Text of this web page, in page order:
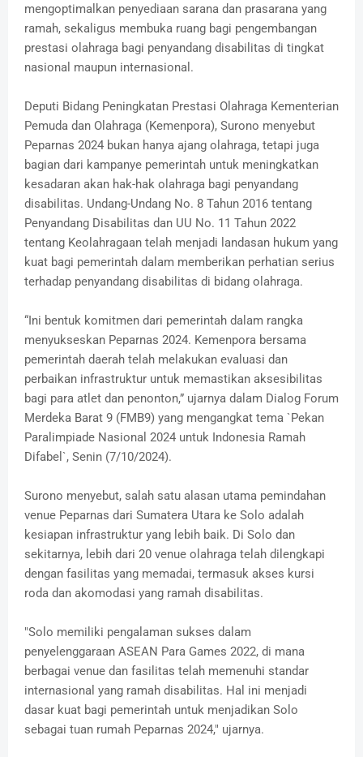
mengoptimalkan penyediaan sarana dan prasarana yang
ramah, sekaligus membuka ruang bagi pengembangan
prestasi olahraga bagi penyandang disabilitas di tingkat
nasional maupun internasional.
Deputi Bidang Peningkatan Prestasi Olahraga Kementerian
Pemuda dan Olahraga (Kemenpora), Surono menyebut
Peparnas 2024 bukan hanya ajang olahraga, tetapi juga
bagian dari kampanye pemerintah untuk meningkatkan
kesadaran akan hak-hak olahraga bagi penyandang
disabilitas. Undang-Undang No. 8 Tahun 2016 tentang
Penyandang Disabilitas dan UU No. 11 Tahun 2022
tentang Keolahragaan telah menjadi landasan hukum yang
kuat bagi pemerintah dalam memberikan perhatian serius
terhadap penyandang disabilitas di bidang olahraga.
“Ini bentuk komitmen dari pemerintah dalam rangka
menyukseskan Peparnas 2024. Kemenpora bersama
pemerintah daerah telah melakukan evaluasi dan
perbaikan infrastruktur untuk memastikan aksesibilitas
bagi para atlet dan penonton,” ujarnya dalam Dialog Forum
Merdeka Barat 9 (FMB9) yang mengangkat tema `Pekan
Paralimpiade Nasional 2024 untuk Indonesia Ramah
Difabel`, Senin (7/10/2024).
Surono menyebut, salah satu alasan utama pemindahan
venue Peparnas dari Sumatera Utara ke Solo adalah
kesiapan infrastruktur yang lebih baik. Di Solo dan
sekitarnya, lebih dari 20 venue olahraga telah dilengkapi
dengan fasilitas yang memadai, termasuk akses kursi
roda dan akomodasi yang ramah disabilitas.
"Solo memiliki pengalaman sukses dalam
penyelenggaraan ASEAN Para Games 2022, di mana
berbagai venue dan fasilitas telah memenuhi standar
internasional yang ramah disabilitas. Hal ini menjadi
dasar kuat bagi pemerintah untuk menjadikan Solo
sebagai tuan rumah Peparnas 2024," ujarnya.